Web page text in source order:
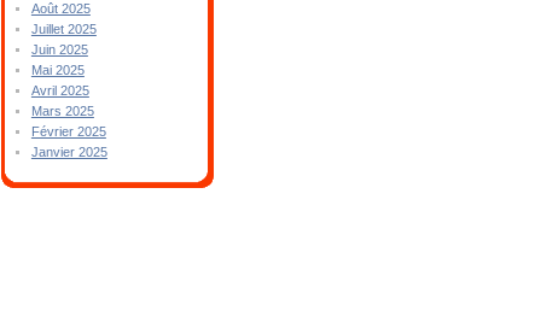
Août 2025
Juillet 2025
Juin 2025
Mai 2025
Avril 2025
Mars 2025
Février 2025
Janvier 2025